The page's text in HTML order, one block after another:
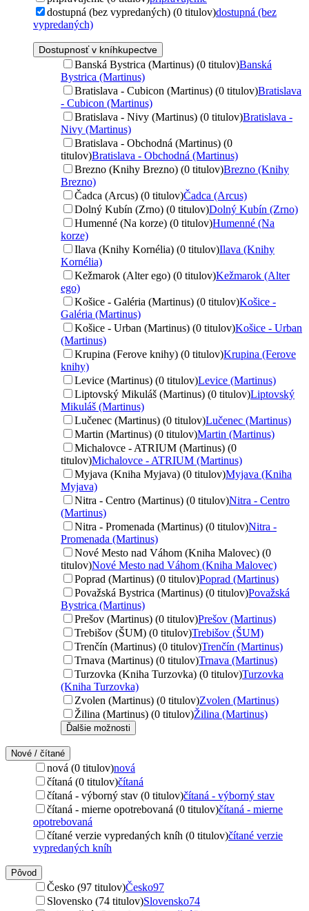
dostupná (bez vypredaných) (0 titulov)dostupná (bez
vypredaných)
Dostupnosť v kníhkupectve
Banská Bystrica (Martinus) (0 titulov)Banská
Bystrica (Martinus)
Bratislava - Cubicon (Martinus) (0 titulov)Bratislava
- Cubicon (Martinus)
Bratislava - Nivy (Martinus) (0 titulov)Bratislava -
Nivy (Martinus)
Bratislava - Obchodná (Martinus) (0
titulov)Bratislava - Obchodná (Martinus)
Brezno (Knihy Brezno) (0 titulov)Brezno (Knihy
Brezno)
Čadca (Arcus) (0 titulov)Čadca (Arcus)
Dolný Kubín (Zrno) (0 titulov)Dolný Kubín (Zrno)
Humenné (Na korze) (0 titulov)Humenné (Na
korze)
Ilava (Knihy Kornélia) (0 titulov)Ilava (Knihy
Kornélia)
Kežmarok (Alter ego) (0 titulov)Kežmarok (Alter
ego)
Košice - Galéria (Martinus) (0 titulov)Košice -
Galéria (Martinus)
Košice - Urban (Martinus) (0 titulov)Košice - Urban
(Martinus)
Krupina (Ferove knihy) (0 titulov)Krupina (Ferove
knihy)
Levice (Martinus) (0 titulov)Levice (Martinus)
Liptovský Mikuláš (Martinus) (0 titulov)Liptovský
Mikuláš (Martinus)
Lučenec (Martinus) (0 titulov)Lučenec (Martinus)
Martin (Martinus) (0 titulov)Martin (Martinus)
Michalovce - ATRIUM (Martinus) (0
titulov)Michalovce - ATRIUM (Martinus)
Myjava (Kniha Myjava) (0 titulov)Myjava (Kniha
Myjava)
Nitra - Centro (Martinus) (0 titulov)Nitra - Centro
(Martinus)
Nitra - Promenada (Martinus) (0 titulov)Nitra -
Promenada (Martinus)
Nové Mesto nad Váhom (Kniha Malovec) (0
titulov)Nové Mesto nad Váhom (Kniha Malovec)
Poprad (Martinus) (0 titulov)Poprad (Martinus)
Považská Bystrica (Martinus) (0 titulov)Považská
Bystrica (Martinus)
Prešov (Martinus) (0 titulov)Prešov (Martinus)
Trebišov (ŠUM) (0 titulov)Trebišov (ŠUM)
Trenčín (Martinus) (0 titulov)Trenčín (Martinus)
Trnava (Martinus) (0 titulov)Trnava (Martinus)
Turzovka (Kniha Turzovka) (0 titulov)Turzovka
(Kniha Turzovka)
Zvolen (Martinus) (0 titulov)Zvolen (Martinus)
Žilina (Martinus) (0 titulov)Žilina (Martinus)
Ďalšie možnosti
Nové / čítané
nová (0 titulov)nová
čítaná (0 titulov)čítaná
čítaná - výborný stav (0 titulov)čítaná - výborný stav
čítaná - mierne opotrebovaná (0 titulov)čítaná - mierne
opotrebovaná
čítané verzie vypredaných kníh (0 titulov)čítané verzie
vypredaných kníh
Pôvod
Česko (97 titulov)Česko97
Slovensko (74 titulov)Slovensko74